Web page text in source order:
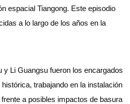
espacial Tiangong. Este episodio
a lo largo de los años en la
y Li Guangsu fueron los encargados
trabajando en la instalación
a posibles impactos de basura